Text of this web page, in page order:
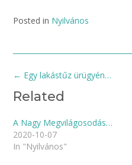
Posted in Nyilvános
Post
← Egy lakástűz ürügyén…
Related
A Nagy Megvilágosodás…
2020-10-07
In "Nyilvános"